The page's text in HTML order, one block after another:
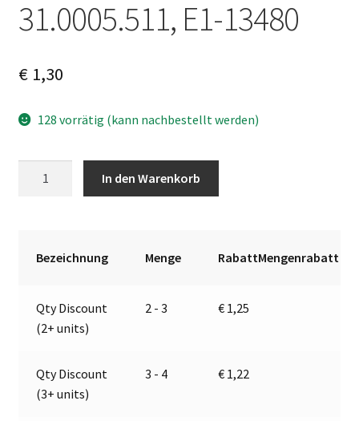
31.0005.511, E1-13480
€1,30
128 vorrätig (kann nachbestellt werden)
In den Warenkorb
r
t
e
Bezeichnung Menge RabattMengenrabatt
Qty Discount
(2+ units)
2 - 3 € 1,25
Qty Discount
(3+ units)
3 - 4 € 1,22